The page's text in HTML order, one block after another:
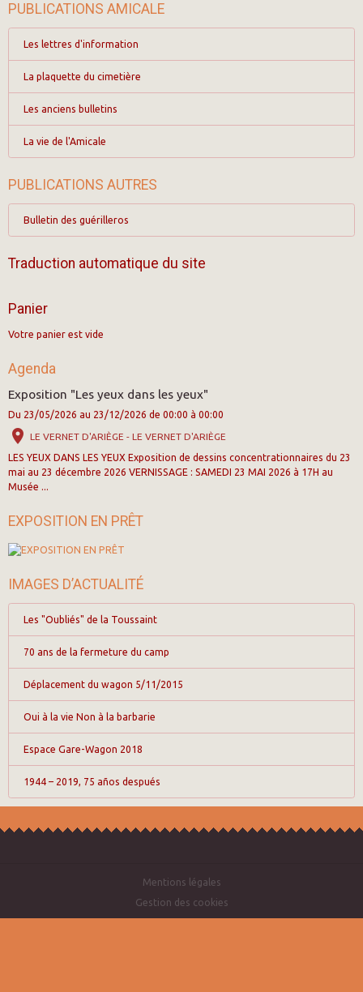
PUBLICATIONS AMICALE
Les lettres d'information
La plaquette du cimetière
Les anciens bulletins
La vie de l'Amicale
PUBLICATIONS AUTRES
Bulletin des guérilleros
Traduction automatique du site
Panier
Votre panier est vide
Agenda
Exposition "Les yeux dans les yeux"
Du 23/05/2026 au 23/12/2026 de 00:00 à 00:00
LE VERNET D'ARIÈGE - LE VERNET D'ARIÈGE
LES YEUX DANS LES YEUX Exposition de dessins concentrationnaires du 23
mai au 23 décembre 2026 VERNISSAGE : SAMEDI 23 MAI 2026 à 17H au
Musée ...
EXPOSITION EN PRÊT
IMAGES D’ACTUALITÉ
Les "Oubliés" de la Toussaint
70 ans de la fermeture du camp
Déplacement du wagon 5/11/2015
Oui à la vie Non à la barbarie
Espace Gare-Wagon 2018
1944 – 2019, 75 años después
Mentions légales
Gestion des cookies